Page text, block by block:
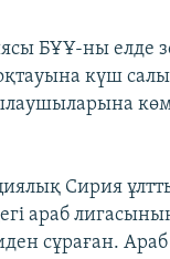
БҰҰ-ны елде
күш
Сирия
араб
сұраған.